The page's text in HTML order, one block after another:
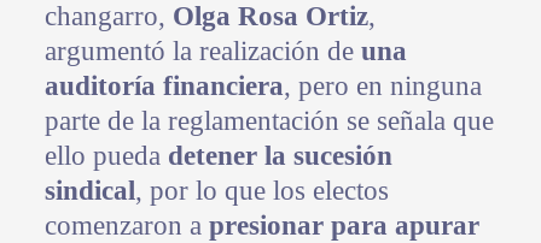
changarro, Olga Rosa Ortiz,
argumentó la realización de una
auditoría financiera, pero en ninguna
parte de la reglamentación se señala que
ello pueda detener la sucesión
sindical, por lo que los electos
comenzaron a presionar para apurar